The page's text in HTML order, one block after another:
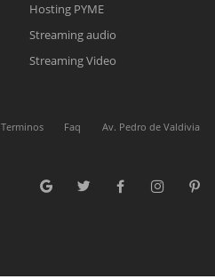
Hosting PYME
Streaming audio
Streaming Video
Terminos Faq
Av. Pedro de Valdivia